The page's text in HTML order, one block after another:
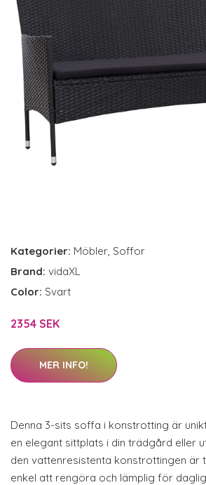
Kategorier: Möbler, Soffor
Brand: vidaXL
Color: Svart
2354 SEK
MER INFO!
Denna 3-sits soffa i konstrotting är
en elegant sittplats i din trädgård eller
den vattenresistenta konstrottingen är
enkel att rengöra och lämplig för